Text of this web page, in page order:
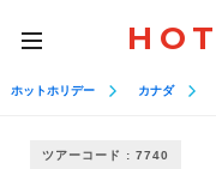
toggle
navigation
HOT
ホットホリデー カナダ
ツアーコード : 7740